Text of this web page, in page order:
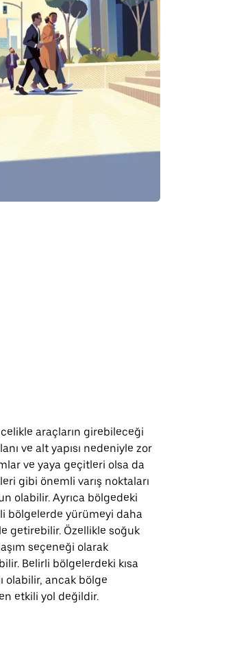
araçların girebileceği
ve alt yapısı nedeniyle zor
ve yaya geçitleri olsa da
gibi önemli varış noktaları
olabilir. Ayrıca bölgedeki
bölgelerde yürümeyi daha
getirebilir. Özellikle soğuk
seçeneği olarak
Belirli bölgelerdeki kısa
olabilir, ancak bölge
etkili yol değildir.